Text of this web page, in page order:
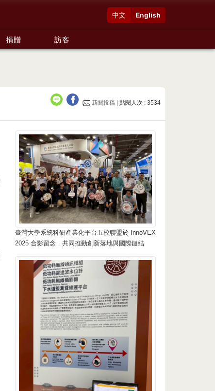
English
中文
捐贈 訪客
新聞投稿 |點閱人次 : 3534
臺灣大學系統科研產業化平台五校聯盟於 InnoVEX
2025 合影留念，共同推動創新落地與國際鏈結